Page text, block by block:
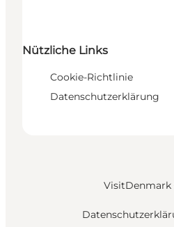
Nützliche Links
Cookie-Richtlinie
Datenschutzerklärung